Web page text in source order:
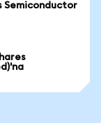
Semiconductor